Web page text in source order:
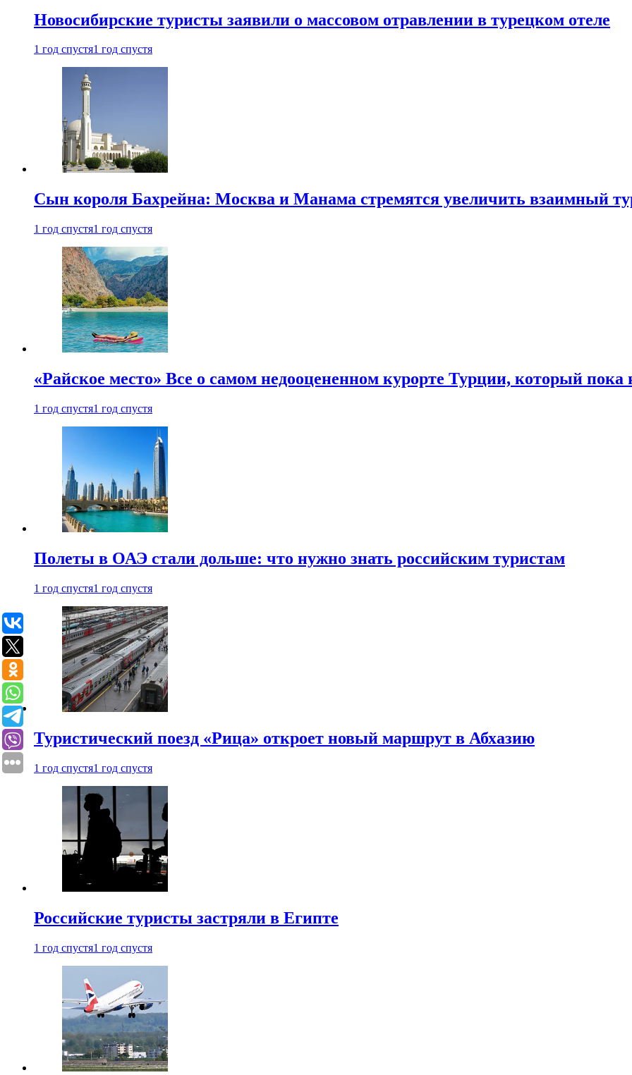
Новосибирские туристы заявили о массовом отравлении в турецком отеле
1 год спустя1 год спустя
Сын короля Бахрейна: Москва и Манама стремятся увеличить взаимный
1 год спустя1 год спустя
«Райское место» Все о самом недооцененном курорте Турции, который пока
1 год спустя1 год спустя
Полеты в ОАЭ стали дольше: что нужно знать российским туристам
1 год спустя1 год спустя
Туристический поезд «Рица» откроет новый маршрут в Абхазию
1 год спустя1 год спустя
Российские туристы застряли в Египте
1 год спустя1 год спустя